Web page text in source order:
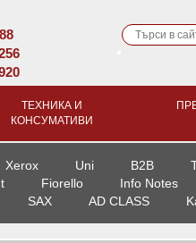
ТЕХНИКА И
КОНСУМАТИВИ
Xerox Uni B2B
Fiorello Info Notes
SAX AD CLASS